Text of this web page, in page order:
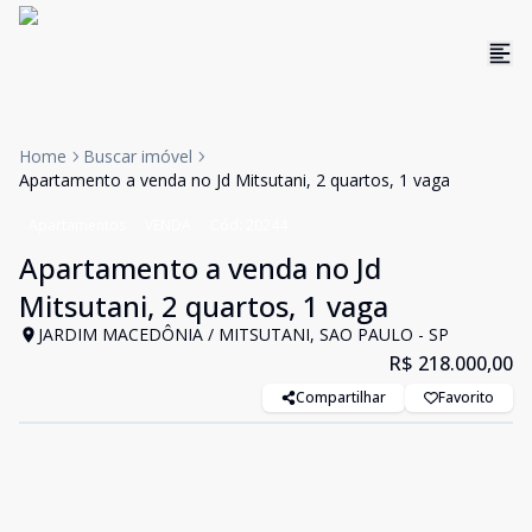
Home
Buscar imóvel
Apartamento a venda no Jd Mitsutani, 2 quartos, 1 vaga
Apartamento a venda no Jd
Mitsutani, 2 quartos, 1 vaga
JARDIM MACEDÔNIA / MITSUTANI, SAO PAULO - SP
R$ 218.000,00
Compartilhar Favorito